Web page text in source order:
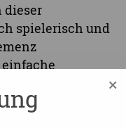
dieser
spielerisch und
×